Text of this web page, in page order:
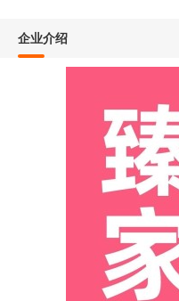
企业介绍